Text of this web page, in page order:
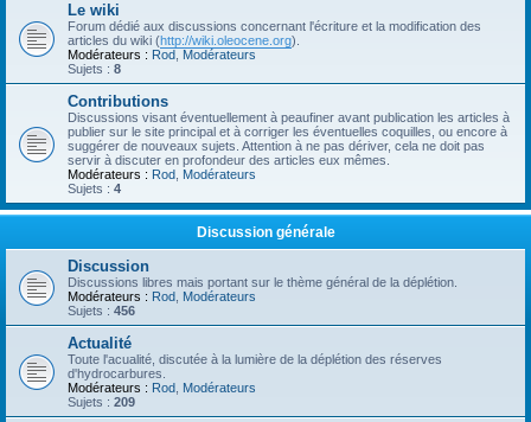
Le wiki
Forum dédié aux discussions concernant l'écriture et la modification des
articles du wiki (http://wiki.oleocene.org).
Modérateurs : Rod Modérateurs
Sujets : 8
Contributions
Discussions visant éventuellement à peaufiner avant publication les articles à
publier sur le site principal et à corriger les éventuelles coquilles, ou encore à
suggérer de nouveaux sujets. Attention à ne pas dériver, cela ne doit pas
servir à discuter en profondeur des articles eux mêmes.
Modérateurs : Rod Modérateurs
Sujets : 4
Discussion générale
Discussion
Discussions libres mais portant sur le thème général de la déplétion.
Modérateurs : Rod Modérateurs
Sujets : 456
Actualité
Toute l'acualité, discutée à la lumière de la déplétion des réserves
d'hydrocarbures.
Modérateurs : Rod Modérateurs
Sujets : 209